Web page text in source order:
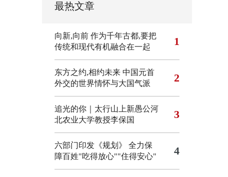
最热文章
向新,向前 作为千年古都,要把
传统和现代有机融合在一起
1
东方之约,相约未来 中国元首
外交的世界情怀与大国气派
2
追光的你｜太行山上新愚公河
北农业大学教授李保国
3
六部门印发《规划》 全力保
障百姓"吃得放心""住得安心"
4